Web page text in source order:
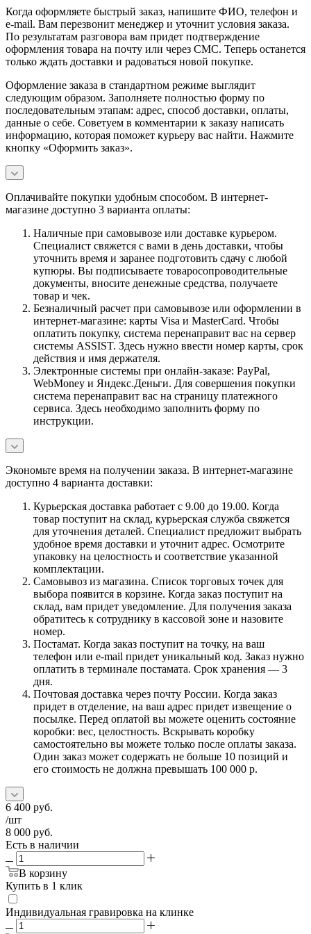
Когда оформляете быстрый заказ, напишите ФИО, телефон и
e-mail. Вам перезвонит менеджер и уточнит условия заказа.
По результатам разговора вам придет подтверждение
оформления товара на почту или через СМС. Теперь останется
только ждать доставки и радоваться новой покупке.
Оформление заказа в стандартном режиме выглядит
следующим образом. Заполняете полностью форму по
последовательным этапам: адрес, способ доставки, оплаты,
данные о себе. Советуем в комментарии к заказу написать
информацию, которая поможет курьеру вас найти. Нажмите
кнопку «Оформить заказ».
Оплачивайте покупки удобным способом. В интернет-
магазине доступно 3 варианта оплаты:
Наличные при самовывозе или доставке курьером.
Специалист свяжется с вами в день доставки, чтобы
уточнить время и заранее подготовить сдачу с любой
купюры. Вы подписываете товаросопроводительные
документы, вносите денежные средства, получаете
товар и чек.
Безналичный расчет при самовывозе или оформлении в
интернет-магазине: карты Visa и MasterCard. Чтобы
оплатить покупку, система перенаправит вас на сервер
системы ASSIST. Здесь нужно ввести номер карты, срок
действия и имя держателя.
Электронные системы при онлайн-заказе: PayPal,
WebMoney и Яндекс.Деньги. Для совершения покупки
система перенаправит вас на страницу платежного
сервиса. Здесь необходимо заполнить форму по
инструкции.
Экономьте время на получении заказа. В интернет-магазине
доступно 4 варианта доставки:
Курьерская доставка работает с 9.00 до 19.00. Когда
товар поступит на склад, курьерская служба свяжется
для уточнения деталей. Специалист предложит выбрать
удобное время доставки и уточнит адрес. Осмотрите
упаковку на целостность и соответствие указанной
комплектации.
Самовывоз из магазина. Список торговых точек для
выбора появится в корзине. Когда заказ поступит на
склад, вам придет уведомление. Для получения заказа
обратитесь к сотруднику в кассовой зоне и назовите
номер.
Постамат. Когда заказ поступит на точку, на ваш
телефон или e-mail придет уникальный код. Заказ нужно
оплатить в терминале постамата. Срок хранения — 3
дня.
Почтовая доставка через почту России. Когда заказ
придет в отделение, на ваш адрес придет извещение о
посылке. Перед оплатой вы можете оценить состояние
коробки: вес, целостность. Вскрывать коробку
самостоятельно вы можете только после оплаты заказа.
Один заказ может содержать не больше 10 позиций и
его стоимость не должна превышать 100 000 р.
6 400 руб.
/шт
8 000 руб.
Есть в наличии
В корзину
Купить в 1 клик
Индивидуальная гравировка на клинке